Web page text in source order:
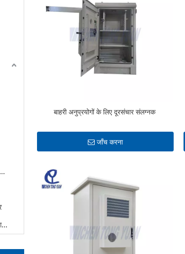
कूलर (TEC कूलर)
ऊर्जा भंडारण और डेटा सेंटर कूलिंग समाधान
बाहरी अनुप्रयोगों के लिए दूरसंचार संलग्नक
जाँच करना